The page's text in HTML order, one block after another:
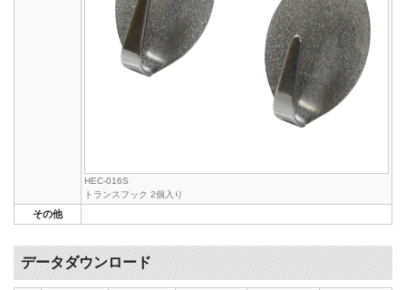
HEC-016S
トランスフック 2個入り
その他
データダウンロード